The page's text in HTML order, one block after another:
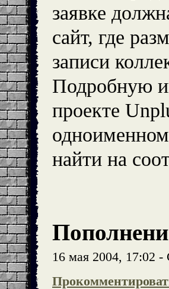
заявке
сайт, где
записи
Подробную
проекте
найти на
16 мая 2004, 17:02